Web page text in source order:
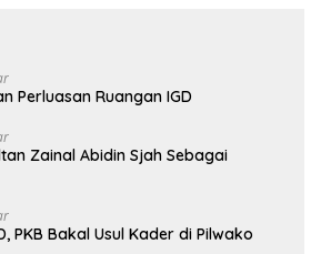
Perluasan Ruangan IGD
Zainal Abidin Sjah Sebagai
PKB Bakal Usul Kader di Pilwako